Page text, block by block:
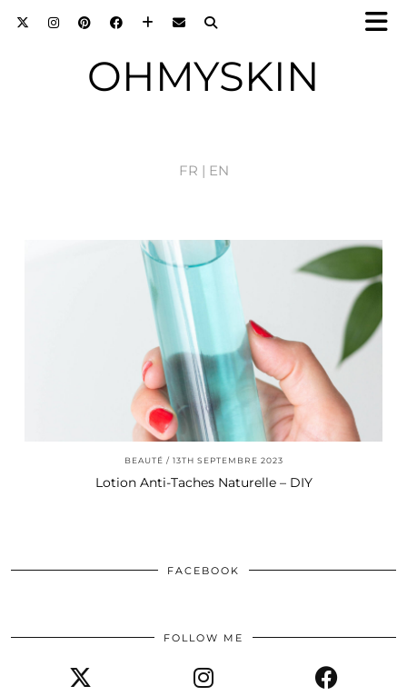
OHMYSKIN
FR | EN
BEAUTÉ 13TH SEPTEMBRE 2023
Lotion Anti-Taches Naturelle – DIY
FACEBOOK
FOLLOW ME